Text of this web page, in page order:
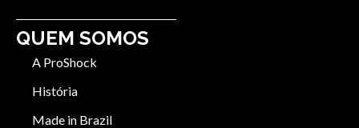
QUEM SOMOS
A ProShock
História
Made in Brazil